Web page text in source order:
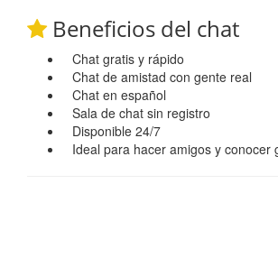
Beneficios del chat
Chat gratis y rápido
Chat de amistad con gente real
Chat en español
Sala de chat sin registro
Disponible 24/7
Ideal para hacer amigos y conocer